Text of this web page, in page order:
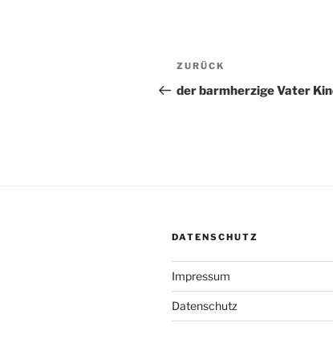
Vorheriger
Beitrag
ZURÜCK
der barmherzige Vater
DATENSCHUTZ
Impressum
Datenschutz